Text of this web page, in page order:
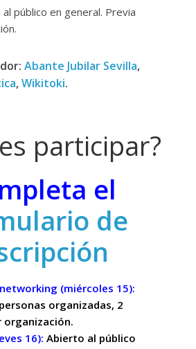
público en general. Previa
Abante Jubilar Sevilla,
,Wikitoki.
participar?
el
de
(miércoles 15):
organizadas, 2
organización.
16): Abierto al público